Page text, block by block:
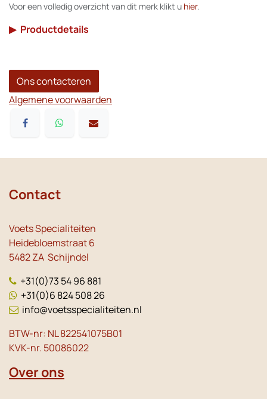
Voor een volledig overzicht van dit merk klikt u hier.
▶ Productdetails
Ons contacteren
Algemene voorwaarden
Contact
Voets Specialiteiten
Heidebloemstraat 6
5482 ZA Schijndel
+31(0)73 54 96 881
+31(0)6 824 508 26
info@voetsspecialiteiten.nl
BTW-nr: NL 822541075B01
KVK-nr. 50086022
Over ons